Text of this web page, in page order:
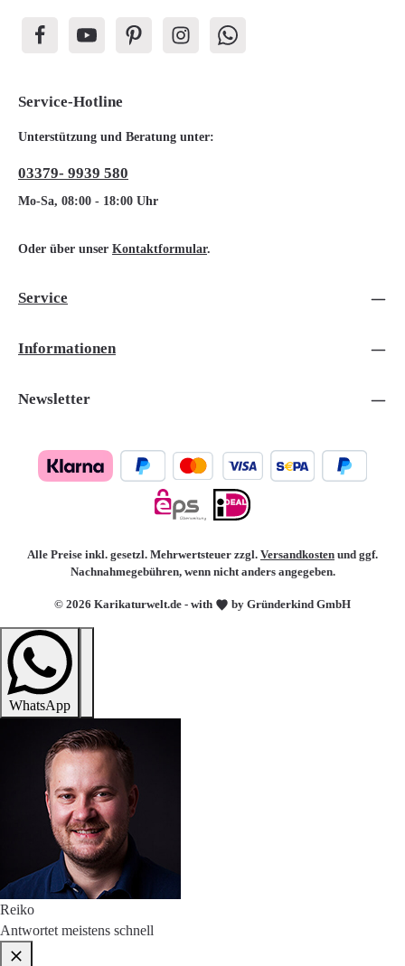
Service-Hotline
Unterstützung und Beratung unter:
03379- 9939 580
Mo-Sa, 08:00 - 18:00 Uhr
Oder über unser Kontaktformular.
Service
Informationen
Newsletter
© 2026 Karikaturwelt.de - with by Gründerkind GmbH
Alle Preise inkl. gesetzl. Mehrwertsteuer zzgl. Versandkosten und ggf.
Nachnahmegebühren, wenn nicht anders angegeben.
WhatsApp
Reiko
Antwortet meistens schnell